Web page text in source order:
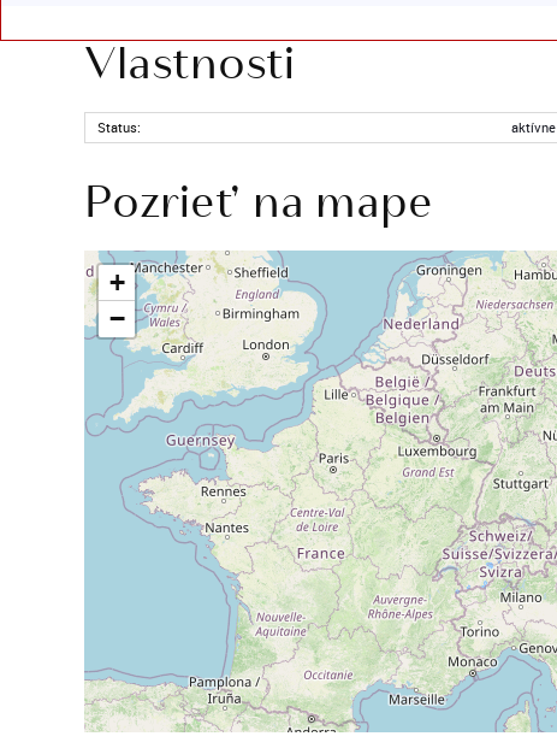
Vlastnosti
Status: aktívne
Pozrieť na mape
+
−